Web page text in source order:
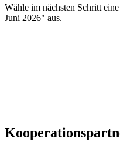
Wähle im nächsten Schritt
Juni 2026" aus.